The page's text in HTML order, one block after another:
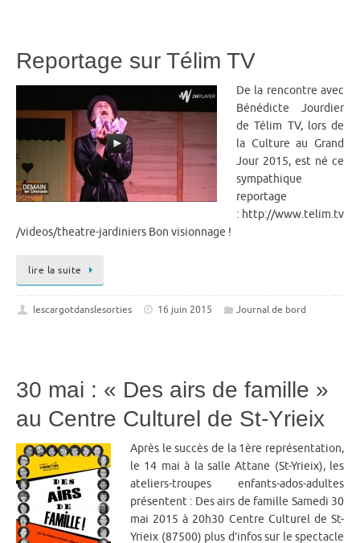
Reportage sur Télim TV
De la rencontre avec
Bénédicte Jourdier
de Télim TV, lors de
la Culture au Grand
Jour 2015, est né ce
sympathique
reportage
: http://www.telim.tv
/videos/theatre-jardiniers Bon visionnage !
lire la suite
lescargotdanslesorties 16 juin 2015 Journal de bord
30 mai : « Des airs de famille »
au Centre Culturel de St-Yrieix
Après le succès de la 1ère représentation,
le 14 mai à la salle Attane (St-Yrieix), les
ateliers-troupes enfants-ados-adultes
présentent : Des airs de famille Samedi 30
mai 2015 à 20h30 Centre Culturel de St-
Yrieix (87500) plus d’infos sur le spectacle